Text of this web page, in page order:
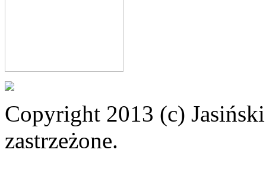
Copyright 2013 (c)
zastrzeżone.